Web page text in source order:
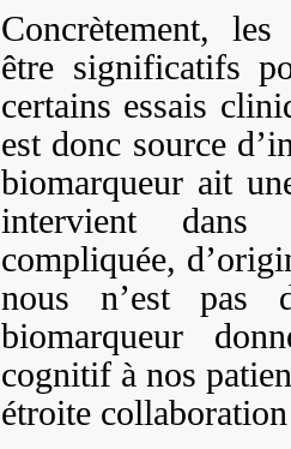
Concrètement,
être significatifs
certains essais
est donc source
biomarqueur ait
intervient dans
compliquée,
nous n’est pas
biomarqueur
cognitif à nos
étroite